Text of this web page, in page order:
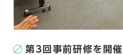
第3回事前研修を開催